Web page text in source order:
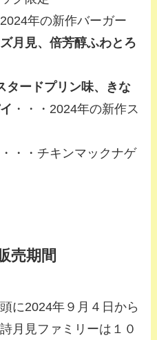
2024年の新作バーガー
月見、倍芳醇ふわとろ
タードプリン味、きな
・・・2024年の新作ス
・・・チキンマックナゲ
売期間
に2024年９月４日から
月見ファミリーは１０